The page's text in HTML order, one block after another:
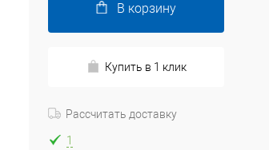
В корзину
Купить в 1 клик
Рассчитать доставку
1